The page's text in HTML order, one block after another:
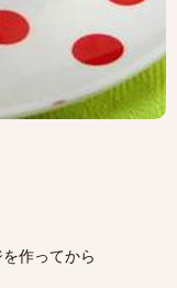
作ってから